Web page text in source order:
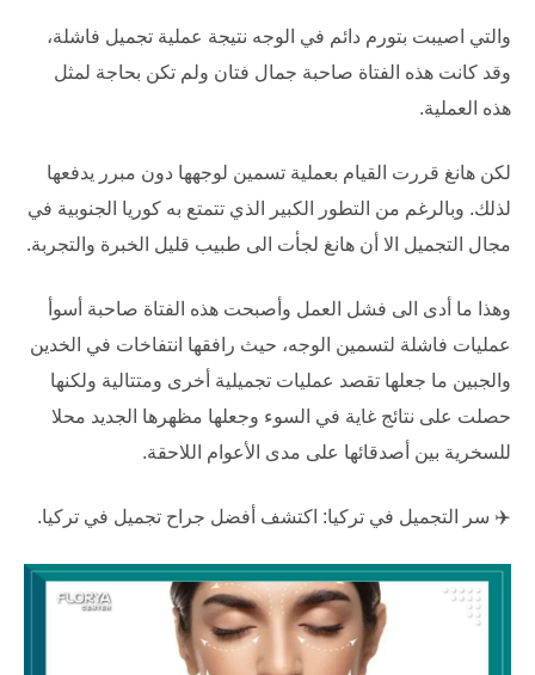
والتي اصيبت بتورم دائم في الوجه نتيجة عملية تجميل فاشلة،
وقد كانت هذه الفتاة صاحبة جمال فتان ولم تكن بحاجة لمثل
هذه العملية.
لكن هانغ قررت القيام بعملية تسمين لوجهها دون مبرر يدفعها
لذلك. وبالرغم من التطور الكبير الذي تتمتع به كوريا الجنوبية في
مجال التجميل الا أن هانغ لجأت الى طبيب قليل الخبرة والتجربة.
وهذا ما أدى الى فشل العمل وأصبحت هذه الفتاة صاحبة أسوأ
عمليات فاشلة لتسمين الوجه، حيث رافقها انتفاخات في الخدين
والجبين ما جعلها تقصد عمليات تجميلية أخرى ومتتالية ولكنها
حصلت على نتائج غاية في السوء وجعلها مظهرها الجديد محلا
للسخرية بين أصدقائها على مدى الأعوام اللاحقة.
✈️ سر التجميل في تركيا: اكتشف أفضل جراح تجميل في تركيا.